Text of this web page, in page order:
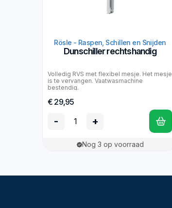
Rösle - Raspen, Schillen en Snijden
Dunschiller rechtshandig
Volledig RVS met flexibel mesje. Het mesje
is te vervangen. Vaatwasmachine
bestendig.
€ 29,95
- +
Nog 3 op voorraad